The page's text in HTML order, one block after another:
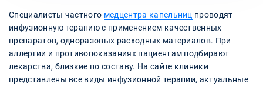
Специалисты частного медцентра капельниц проводят
инфузионную терапию с применением качественных
препаратов, одноразовых расходных материалов. При
аллергии и противопоказаниях пациентам подбирают
лекарства, близкие по составу. На сайте клиники
представлены все виды инфузионной терапии, актуальные